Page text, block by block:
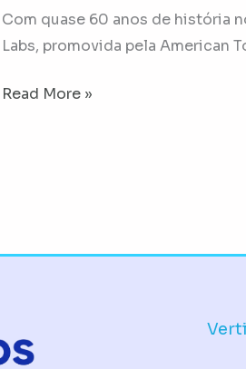
Com quase 60 anos de história
Labs, promovida pela American
Read More »